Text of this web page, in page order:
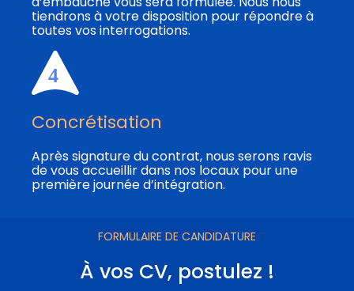
tiendrons à votre disposition pour répondre à
toutes vos interrogations.
Concrétisation
Après signature du contrat, nous serons ravis
de vous accueillir dans nos locaux pour une
première journée d’intégration.
FORMULAIRE DE CANDIDATURE
À vos CV, postulez !